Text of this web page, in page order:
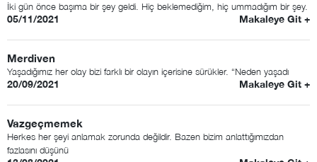
İki gün önce başıma bir şey geldi. Hiç beklemediğim, hiç ummadığım bir şey.
05/11/2021 Makaleye Git +
Merdiven
Yaşadığımız her olay bizi farklı bir olayın içerisine sürükler. “Neden yaşadı
20/09/2021 Makaleye Git +
Vazgeçmemek
Herkes her şeyi anlamak zorunda değildir. Bazen bizim anlattığımızdan
fazlasını düşünü